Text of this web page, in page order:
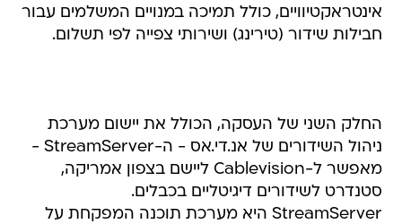
אינטראקטיוויים, כולל תמיכה במנויים המשלמים עבור
חבילות שידור (טירינג) ושירותי צפייה לפי תשלום.
החלק השני של העסקה, הכולל את יישום מערכת
ניהול השידורים של אנ.די.אס - ה-StreamServer -
מאפשר ל-Cablevision ליישם בצפון אמריקה,
סטנדרט לשידורים דיגיטליים בכבלים.
StreamServer היא מערכת תוכנה המפקחת על